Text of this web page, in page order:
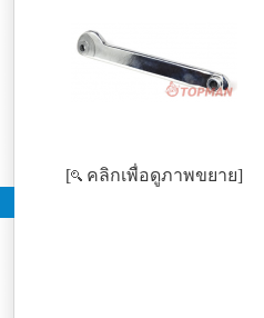
[ คลิกเพื่อดูภาพขยาย]